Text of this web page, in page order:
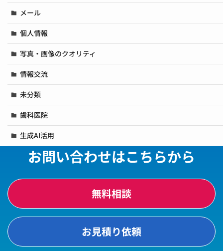
メール
個人情報
写真・画像のクオリティ
情報交流
未分類
歯科医院
生成AI活用
お問い合わせはこちらから
無料相談
お見積り依頼